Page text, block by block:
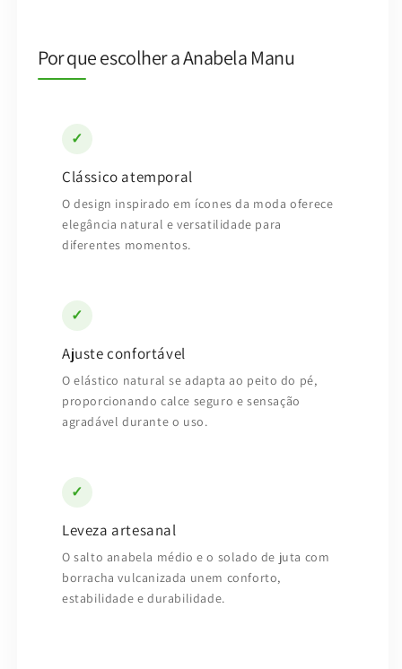
Por que escolher a Anabela Manu
✓
Clássico atemporal
O design inspirado em ícones da moda oferece
elegância natural e versatilidade para
diferentes momentos.
✓
Ajuste confortável
O elástico natural se adapta ao peito do pé,
proporcionando calce seguro e sensação
agradável durante o uso.
✓
Leveza artesanal
O salto anabela médio e o solado de juta com
borracha vulcanizada unem conforto,
estabilidade e durabilidade.